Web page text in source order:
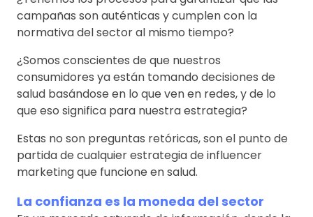
campañas son auténticas y cumplen con la
normativa del sector al mismo tiempo?
¿Somos conscientes de que nuestros
consumidores ya están tomando decisiones de
salud basándose en lo que ven en redes, y de lo
que eso significa para nuestra estrategia?
Estas no son preguntas retóricas, son el punto de
partida de cualquier estrategia de influencer
marketing que funcione en salud.
La confianza es la moneda del sector